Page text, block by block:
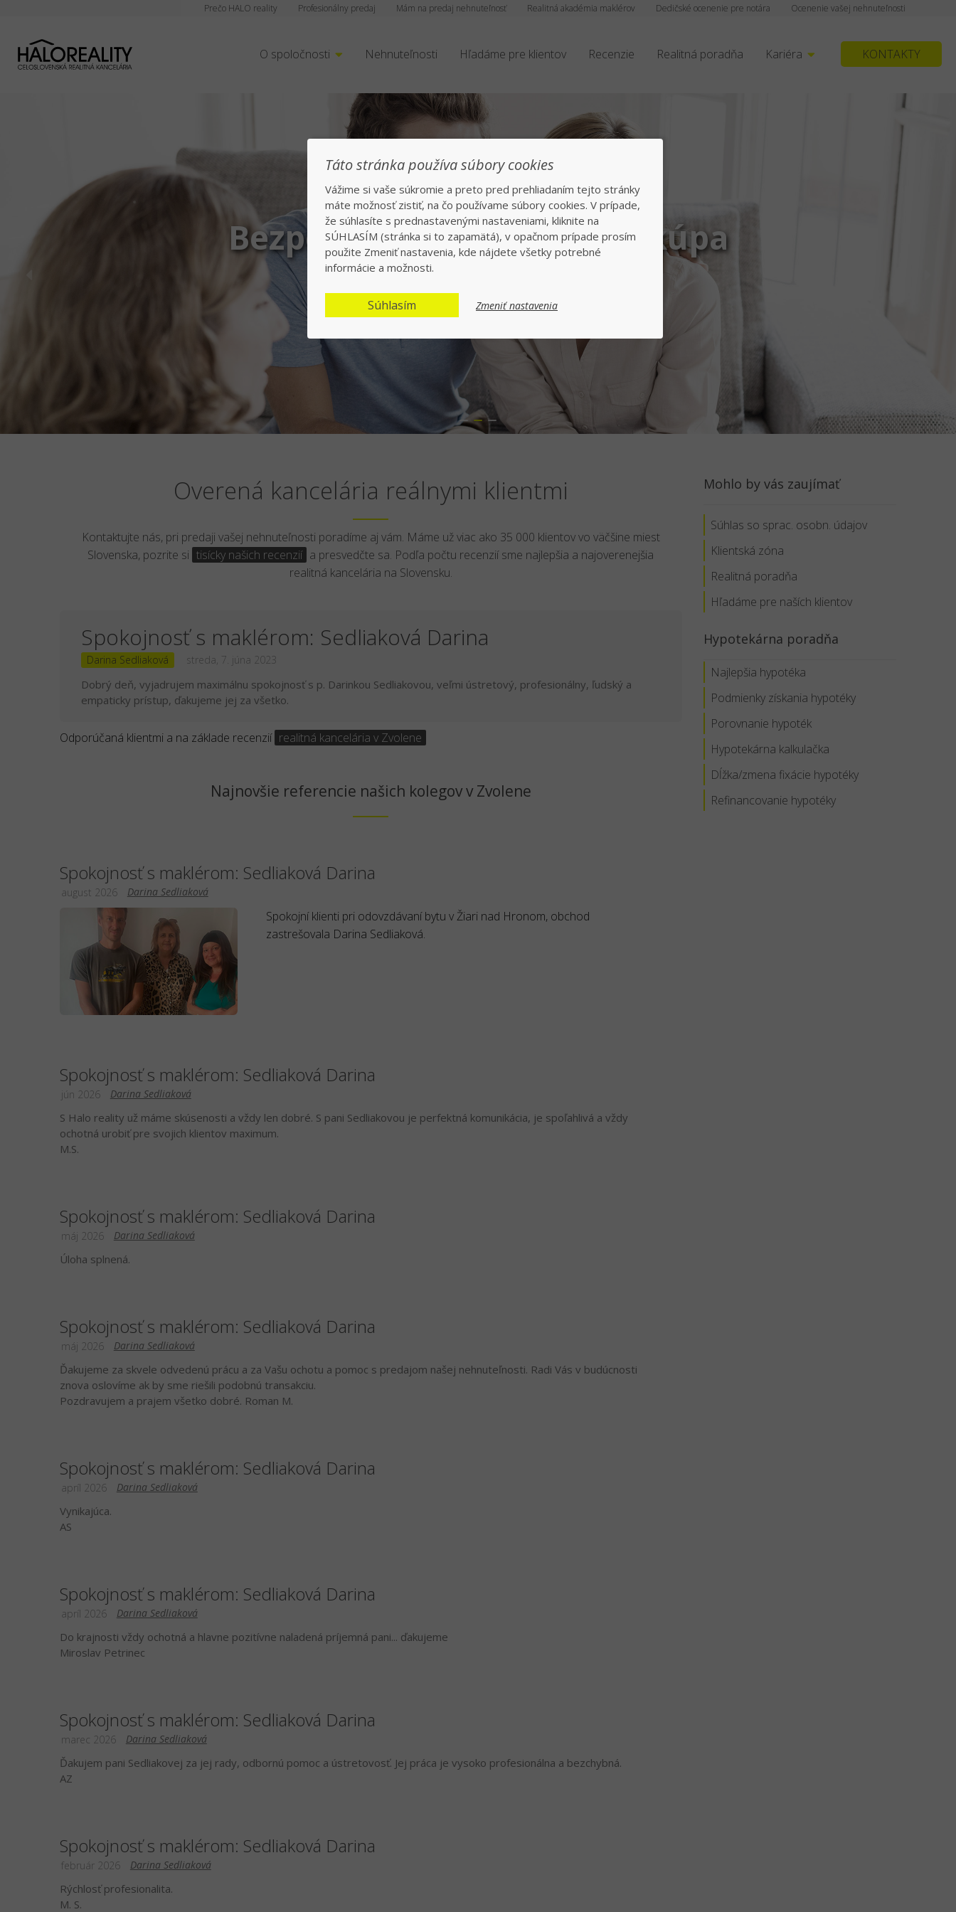
Ocenenie vašej nehnuteľnosti
Dedičské ocenenie pre notára
Realitná akadémia maklérov
Mám na predaj nehnuteľnosť
Profesionálny predaj
Prečo HALO reality
O spoločnosti Nehnuteľnosti Hľadáme pre klientov Recenzie Realitná poradňa Kariéra KONTAKTY
Bezpečný a rýchly predaj/kúpa
Jednotka v realitách na slovenskom trhu
Overená kancelária reálnymi klientmi
Kontaktujte nás, pri predaji vašej nehnuteľnosti poradíme aj vám. Máme už viac ako 35 000 klientov vo väčšine miest
Slovenska, pozrite si tisícky našich recenzií a presvedčte sa. Podľa počtu recenzií sme najlepšia a najoverenejšia
realitná kancelária na Slovensku.
Spokojnosť s maklérom: Sedliaková Darina
Darina Sedliaková streda, 7. júna 2023
Dobrý deň, vyjadrujem maximálnu spokojnosť s p. Darinkou Sedliakovou, veľmi ústretový, profesionálny, ľudský a
empaticky prístup, ďakujeme jej za všetko.
Odporúčaná klientmi a na základe recenzií realitná kancelária v Zvolene
Najnovšie referencie našich kolegov v Zvolene
Spokojnosť s maklérom: Sedliaková Darina
Darina Sedliaková
august 2026
Spokojní klienti pri odovzdávaní bytu v Žiari nad Hronom, obchod
zastrešovala Darina Sedliaková.
Spokojnosť s maklérom: Sedliaková Darina
Darina Sedliaková
jún 2026
S Halo reality už máme skúsenosti a vždy len dobré. S pani Sedliakovou je perfektná komunikácia, je spoľahlivá a vždy
ochotná urobiť pre svojich klientov maximum.
M.S.
Spokojnosť s maklérom: Sedliaková Darina
Darina Sedliaková
máj 2026
Úloha splnená.
Spokojnosť s maklérom: Sedliaková Darina
Darina Sedliaková
máj 2026
Ďakujeme za skvele odvedenú prácu a za Vašu ochotu a pomoc s predajom našej nehnuteľnosti. Radi Vás v budúcnosti
znova oslovíme ak by sme riešili podobnú transakciu.
Pozdravujem a prajem všetko dobré. Roman M.
Spokojnosť s maklérom: Sedliaková Darina
Darina Sedliaková
apríl 2026
Vynikajúca.
AS
Spokojnosť s maklérom: Sedliaková Darina
Darina Sedliaková
apríl 2026
Do krajnosti vždy ochotná a hlavne pozitívne naladená príjemná pani... ďakujeme
Miroslav Petrinec
Spokojnosť s maklérom: Sedliaková Darina
Darina Sedliaková
marec 2026
Ďakujem pani Sedliakovej za jej rady, odbornú pomoc a ústretovosť. Jej práca je vysoko profesionálna a bezchybná.
AZ
Spokojnosť s maklérom: Sedliaková Darina
Darina Sedliaková
február 2026
Rýchlosť profesionalita.
M. S.
Mohlo by vás zaujímať
Súhlas so sprac. osobn. údajov
Klientská zóna
Realitná poradňa
Hľadáme pre naších klientov
Hypotekárna poradňa
Najlepšia hypotéka
Podmienky získania hypotéky
Porovnanie hypoték
Hypotekárna kalkulačka
Dĺžka/zmena fixácie hypotéky
Refinancovanie hypotéky
Táto stránka používa súbory cookies
Vážime si vaše súkromie a preto pred prehliadaním tejto stránky
máte možnosť zistiť, na čo používame súbory cookies. V prípade,
že súhlasíte s prednastavenými nastaveniami, kliknite na
SÚHLASÍM (stránka si to zapamätá), v opačnom prípade prosím
použite Zmeniť nastavenia, kde nájdete všetky potrebné
informácie a možnosti.
Súhlasím Zmeniť nastavenia